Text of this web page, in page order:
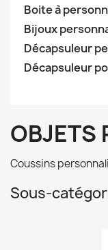
Boite à
Bijoux
Décapsuleur
Décapsuleur
OBJETS
Coussins
Sous-